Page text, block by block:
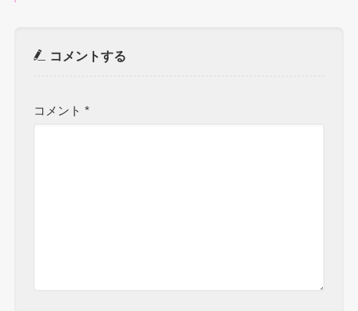
コメントする
コメント*